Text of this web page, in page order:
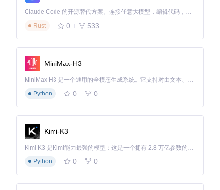
U）
生成能力：支持1024x1024分辨率，单图生成时间约15秒
高级功能
：可同时加载多个LoRA和ControlNet
技术原理解析：量化方案核心差异
NF4量化技术
NF4（4-bit NormalFloat）是Meta提出的非线性量化格式，通
布特征，在4bit精度下实现接近FP16的生成质量。实现逻辑位
于backend/operations_bnb.py的ForgeParams4bit类，
通过自动触发量化机制（_quantize方法）实现模型加载时的
动态压缩。
应用场景
局限性 ：对低端GPU兼容性较差，LoRA训练支持有限
GGUF量化格式
GGUF是Llama.cpp项目推出的通用量化格式，通过packages
Claude Code 的开源替代方案。连接任意大模型，编辑代码，运行命令，自动验证 — 全自动执行。用 Rust 构建，极致性能。 ｜ An open-source alternative to Claude Code. Connect any LLM, edit code, run commands, and verify changes — autonomously. Built in Rust for speed. Get Started
Rust
0 533
MiniMax-H3
MiniMax H3 是一个通用的全模态生成系统。它支持对由文本、图像、视频和音频组成的多模态上下文进行统一理解，并能生成分辨率高达 2K、时长可达 15 秒的带原生立体声音频的视频。得益于面向任务泛化的系统设计，H3 在预训练阶段就已具备广泛的多模态上下文理解与生成能力，能够出色地执行复杂的多模态指令。
Python
0 0
Kimi-K3
Kimi K3 是Kimi能力最强的模型：这是一个拥有 2.8 万亿参数的混合专家（MoE）模型，具备原生视觉理解能力，并支持 100 万 token 的上下文窗口。
Python
0 0